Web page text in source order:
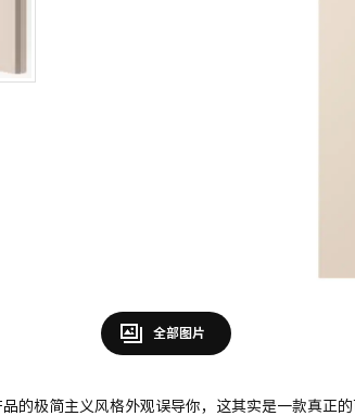
全部图片
的极简主义风格外观误导你，这其实是一款真正